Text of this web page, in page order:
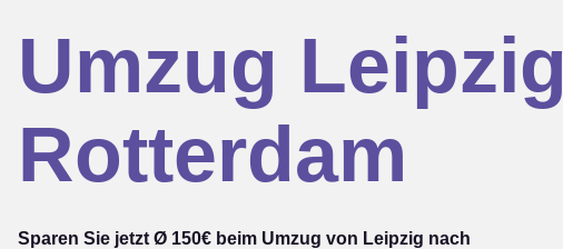
Umzug Leipzig
Rotterdam
Sparen Sie jetzt Ø 150€ beim Umzug von Leipzig nach